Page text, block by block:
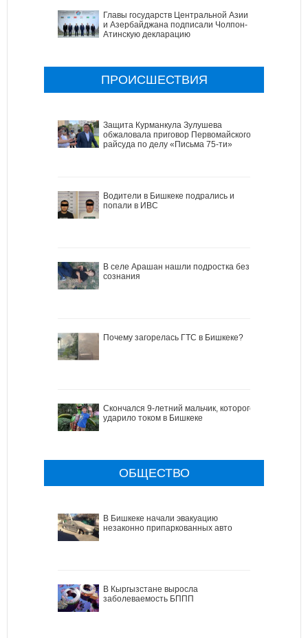
Главы государств Центральной Азии
и Азербайджана подписали Чолпон-
Атинскую декларацию
ПРОИСШЕСТВИЯ
Защита Курманкула Зулушева
обжаловала приговор Первомайского
райсуда по делу «Письма 75-ти»
Водители в Бишкеке подрались и
попали в ИВС
В селе Арашан нашли подростка без
сознания
Почему загорелась ГТС в Бишкеке?
Скончался 9-летний мальчик, которого
ударило током в Бишкеке
ОБЩЕСТВО
В Бишкеке начали эвакуацию
незаконно припаркованных авто
В Кыргызстане выросла
заболеваемость БППП